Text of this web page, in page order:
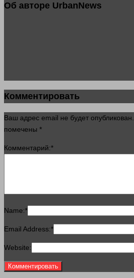
Об авторе UrbanNews
Комментировать
Ваш адрес email не будет опубликован.
помечены *
Комментарий:*
Name:*
Email Address:*
Website: